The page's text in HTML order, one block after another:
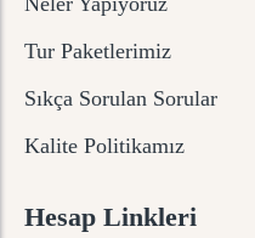
Tur Paketlerimiz
Sıkça Sorulan Sorular
Kalite Politikamız
Hesap Linkleri